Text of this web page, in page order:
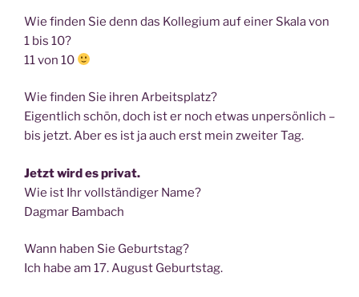
Wie fin­den Sie denn das Kol­le­gi­um auf einer Ska­la von
1 bis 10?
11 von 10
Wie fin­den Sie ihren Arbeitsplatz?
Eigent­lich schön, doch ist er noch etwas unper­sön­lich –
bis jetzt. Aber es ist ja auch erst mein zwei­ter Tag.
Jetzt wird es privat.
Wie ist Ihr voll­stän­di­ger Name?
Dag­mar Bambach
Wann haben Sie Geburtstag?
Ich habe am 17. August Geburtstag.